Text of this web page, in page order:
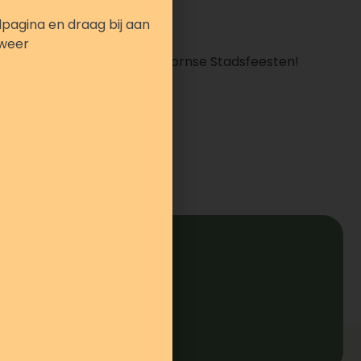
Blokweer tijdens de Hoornse Stadsfeesten!
en draag bij aan